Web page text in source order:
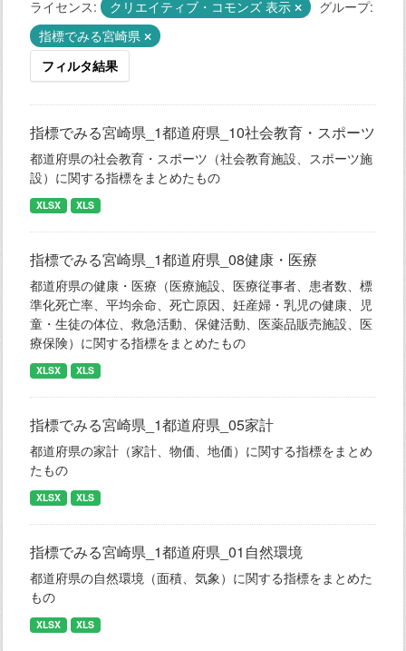
ライセンス: クリエイティブ・コモンズ 表示
グループ:
指標でみる宮崎県
フィルタ結果
指標でみる宮崎県_1都道府県_10社会教育・スポーツ
都道府県の社会教育・スポーツ（社会教育施設、スポーツ施
設）に関する指標をまとめたもの
XLSX XLS
指標でみる宮崎県_1都道府県_08健康・医療
都道府県の健康・医療（医療施設、医療従事者、患者数、標
準化死亡率、平均余命、死亡原因、妊産婦・乳児の健康、児
童・生徒の体位、救急活動、保健活動、医薬品販売施設、医
療保険）に関する指標をまとめたもの
XLSX XLS
指標でみる宮崎県_1都道府県_05家計
都道府県の家計（家計、物価、地価）に関する指標をまとめ
たもの
XLSX XLS
指標でみる宮崎県_1都道府県_01自然環境
都道府県の自然環境（面積、気象）に関する指標をまとめた
もの
XLSX XLS